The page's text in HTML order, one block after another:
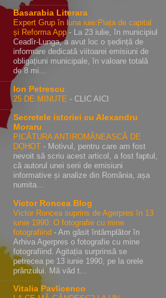
Basarabia Literara
Expert Grup în luna iuie:Piața de capital
și Reforma App- La 23 iulie, în municipiul
Ceadîr-Lunga, a avut loc o ședință de
informare dedicată viitoarei emisiuni de
obligațiuni municipale, în valoare totală
de 8 mi...
Ion Petrescu
25 DE MINUTE - CLIC AICI
Secretele istoriei cu Alexandru
Moraru
PICĂTURA ANTIROMÂNEASCĂ DE
DOHOT - Motivul, pentru care am fost
nevoit să scriu acest articol, a fost faptul,
că autorul unei serii de emisiuni
informative și analize din România, așa
numita...
Victor Roncea Blog
Victor Roncea suprins de Agerpres în 13
iunie 1990: O fotografie cu mine
fotografiind - Am găsit întâmplător în
Arhiva Agerpres o fotografie cu mine
fotografiind. Agitația surprinsă se
petrecea pe 13 iunie 1990, pe la orele
prânzului. Mă văd t...
Vitalia Pavlicenco